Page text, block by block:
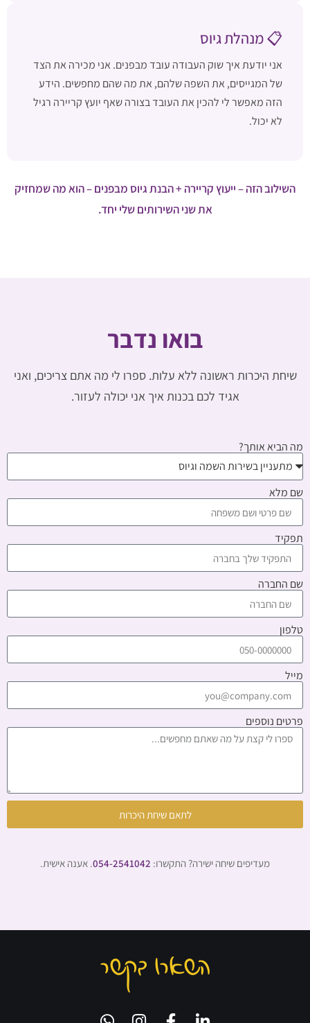
📋 מנהלת גיוס
אני יודעת איך שוק העבודה עובד מבפנים. אני מכירה את הצד
של המגייסים, את השפה שלהם, את מה שהם מחפשים. הידע
הזה מאפשר לי להכין את העובד בצורה שאף יועץ קריירה רגיל
לא יכול.
השילוב הזה – ייעוץ קריירה + הבנת גיוס מבפנים – הוא מה שמחזיק
את שני השירותים שלי יחד.
בואו נדבר
שיחת היכרות ראשונה ללא עלות. ספרו לי מה אתם צריכים, ואני
אגיד לכם בכנות איך אני יכולה לעזור.
מה הביא אותך?
שם מלא
תפקיד
שם החברה
טלפון
מייל
פרטים נוספים
לתאם שיחת היכרות
מעדיפים שיחה ישירה? התקשרו: 054-2541042. אענה אישית.
השארו בקשר